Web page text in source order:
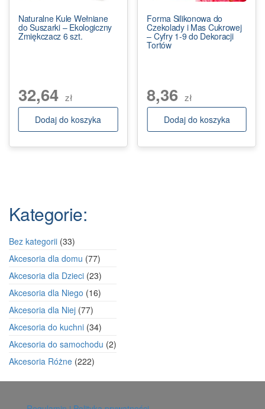
Naturalne Kule Wełniane
do Suszarki – Ekologiczny
Zmiękczacz 6 szt.
32,64 zł
Dodaj do koszyka
Forma Silikonowa do
Czekolady i Mas Cukrowej
– Cyfry 1-9 do Dekoracji
Tortów
8,36 zł
Dodaj do koszyka
Kategorie:
Bez kategorii 3333
produkty
Akcesoria dla domu 7777
produktów
Akcesoria dla Dzieci 2323
produkty
Akcesoria dla Niego 1616
Akcesoria dla Niej 7777
produktów
Akcesoria do kuchni 3434
produkty
Akcesoria do samochodu 22
Akcesoria Różne 222222